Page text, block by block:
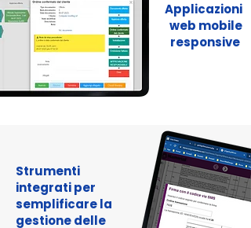
Applicazioni
web mobile
responsive
Strumenti
integrati per
semplificare la
gestione delle